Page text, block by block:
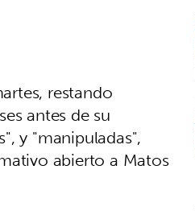
restando
antes de su
y "manipuladas",
abierto a Matos